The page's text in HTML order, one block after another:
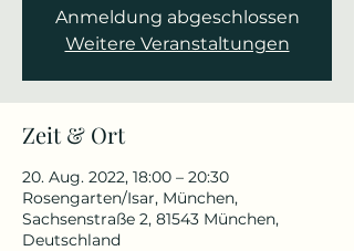
Anmeldung abgeschlossen
Weitere Veranstaltungen
Zeit & Ort
20. Aug. 2022, 18:00 – 20:30
Rosengarten/Isar, München,
Sachsenstraße 2, 81543 München,
Deutschland